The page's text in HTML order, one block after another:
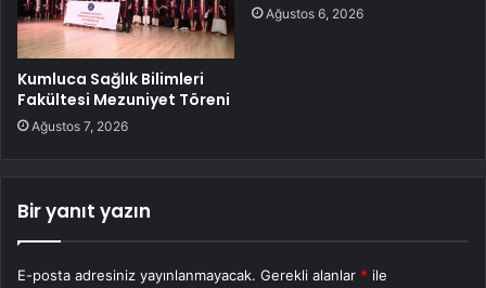
Kumluca Sağlık Bilimleri
Fakültesi Mezuniyet Töreni
Ağustos 7, 2026
Ağustos 6, 2026
Bir yanıt yazın
E-posta adresiniz yayınlanmayacak. Gerekli alanlar * ile